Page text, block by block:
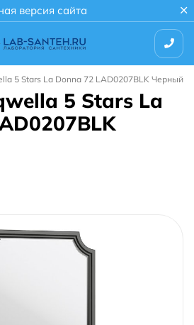
версия сайта
5 Stars La Donna 72 LAD0207BLK Черный
5 Stars La